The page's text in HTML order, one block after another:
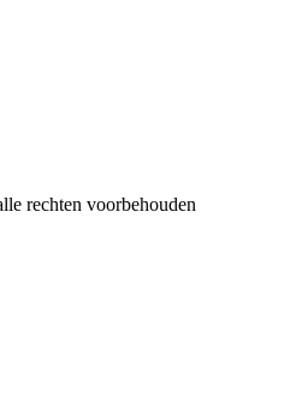
rechten voorbehouden